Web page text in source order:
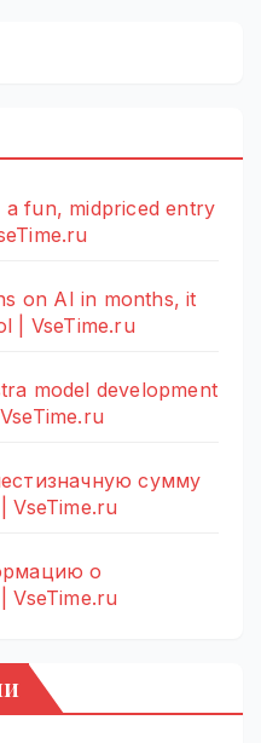
a fun, midpriced entry
on AI in months, it
| VseTime.ru
model development
сумму
о